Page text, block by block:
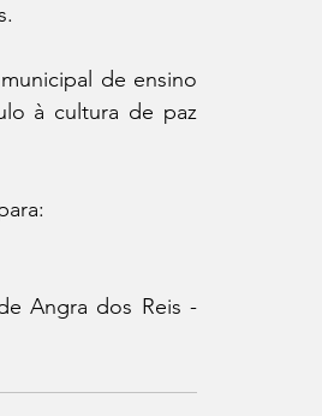
de ensino
à cultura de paz
Angra dos Reis -